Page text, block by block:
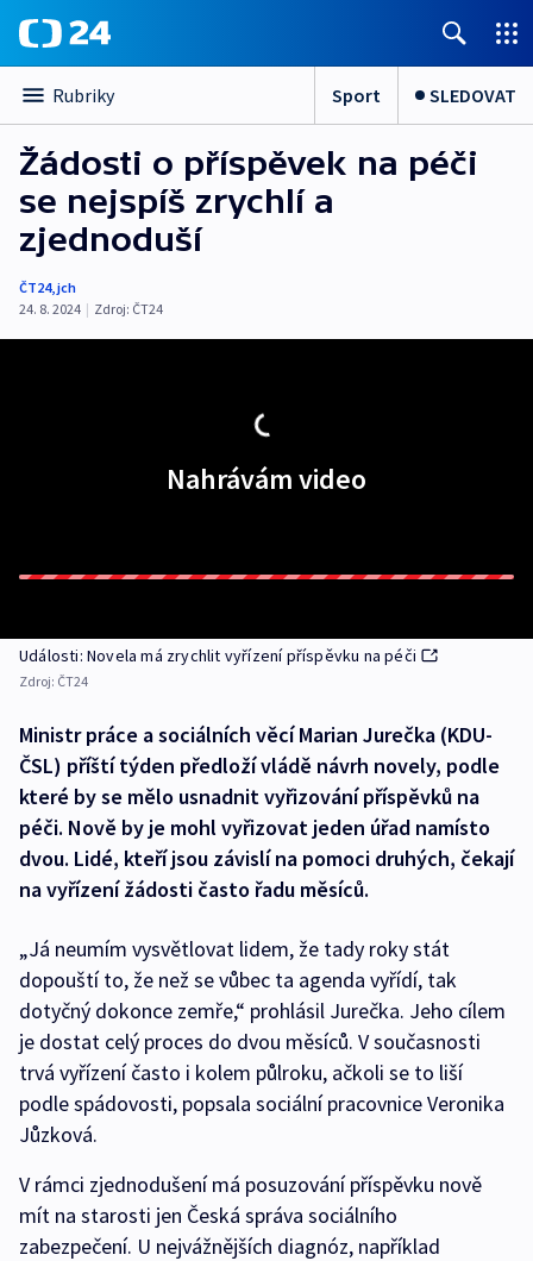
Rubriky Sport SLEDOVAT
Žádosti o příspěvek na péči
se nejspíš zrychlí a
zjednoduší
ČT24,jch
24. 8. 2024 | Zdroj: ČT24
Nahrávám video
Události: Novela má zrychlit vyřízení příspěvku na péči
Zdroj: ČT24
Ministr práce a sociálních věcí Marian Jurečka (KDU-
ČSL) příští týden předloží vládě návrh novely, podle
které by se mělo usnadnit vyřizování příspěvků na
péči. Nově by je mohl vyřizovat jeden úřad namísto
dvou. Lidé, kteří jsou závislí na pomoci druhých, čekají
na vyřízení žádosti často řadu měsíců.
„Já neumím vysvětlovat lidem, že tady roky stát
dopouští to, že než se vůbec ta agenda vyřídí, tak
dotyčný dokonce zemře,“ prohlásil Jurečka. Jeho cílem
je dostat celý proces do dvou měsíců. V současnosti
trvá vyřízení často i kolem půlroku, ačkoli se to liší
podle spádovosti, popsala sociální pracovnice Veronika
Jůzková.
V rámci zjednodušení má posuzování příspěvku nově
mít na starosti jen Česká správa sociálního
zabezpečení. U nejvážnějších diagnóz, například